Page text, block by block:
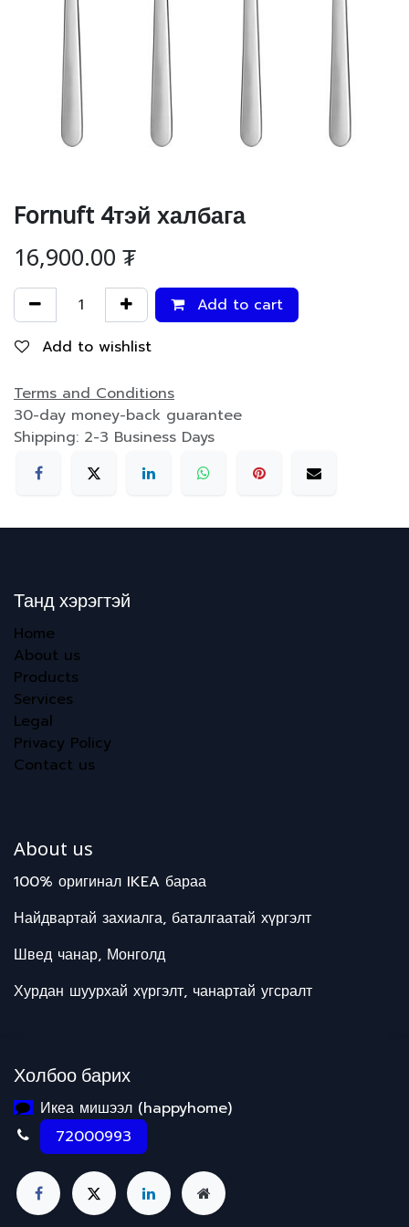
Fornuft 4тэй халбага
16,900.00₮
Add to cart
Add to wishlist
Terms and Conditions
30-day money-back guarantee
Shipping: 2-3 Business Days
Танд хэрэгтэй
Home
About us
Products
Services
Legal
Privacy Policy
Contact us
About us
100% оригинал IKEA бараа
Найдвартай захиалга, баталгаатай хүргэлт
Швед чанар, Монголд
Хурдан шуурхай хүргэлт, чанартай угсралт
Холбоо барих
Икеа мишээл (happyhome)
72000993